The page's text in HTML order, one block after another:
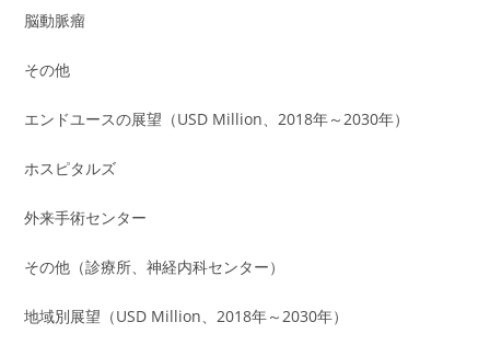
脳動脈瘤
その他
エンドユースの展望（USD Million、2018年～2030年）
ホスピタルズ
外来手術センター
その他（診療所、神経内科センター）
地域別展望（USD Million、2018年～2030年）